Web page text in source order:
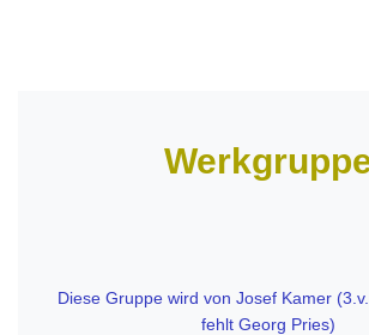
Diese Gruppe wird von Josef Kamer
fehlt Georg Pries)